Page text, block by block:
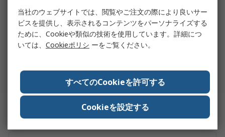
す。
もっと読む
います。
もっと読む
関連ページ
当社のウェブサイトでは、閲覧やご注文の際により良いサー
ビスを提供し、表示されるコンテンツをパーソナライズする
ために、Cookieや類似の技術を使用しています。詳細につ
いては、 Cookieポリシ ーをご覧ください。
すべてのCookieを許可する
Cookieを設定する